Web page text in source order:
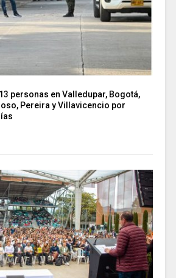
personas en Valledupar, Bogotá,
Pereira y Villavicencio por